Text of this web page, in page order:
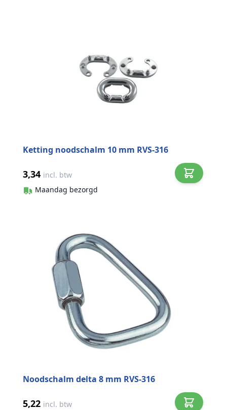
Ketting noodschalm 10 mm RVS-316
3,34 incl. btw
Maandag bezorgd
Noodschalm delta 8 mm RVS-316
5,22 incl. btw